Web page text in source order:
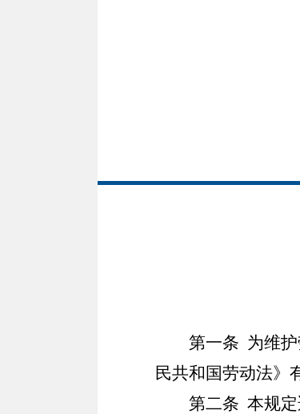
第一条 为维
民共和国劳动法》
第二条 本规